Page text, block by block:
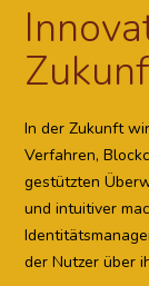
In der Zukunft
Verfahren,
gestützten
und intuitiver
der Nutzer über